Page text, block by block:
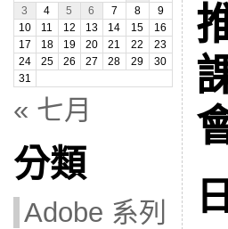
3
4 5 6 7 8
9
10
11 12 13 14 15
16
17
18 19 20 21 22
23
24
25 26 27 28 29
30
31
« 七月
分類
Adobe 系列